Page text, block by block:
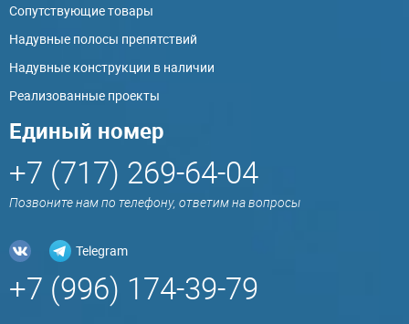
Сопутствующие товары
Надувные полосы препятствий
Надувные конструкции в наличии
Реализованные проекты
Единый номер
+7 (717) 269-64-04
Позвоните нам по телефону, ответим на вопросы
Telegram
+7 (996) 174-39-79